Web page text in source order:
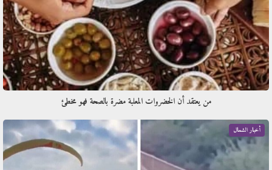
من يعتقد أن الخضروات المعلبة مضرة بالصحة فهو مخطئ
أخبار الشمال